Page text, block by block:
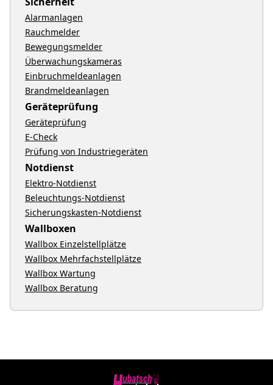
Alarmanlagen
Rauchmelder
Bewegungsmelder
Überwachungskameras
Einbruchmeldeanlagen
Brandmeldeanlagen
Geräteprüfung
Geräteprüfung
E-Check
Prüfung von Industriegeräten
Notdienst
Elektro-Notdienst
Beleuchtungs-Notdienst
Sicherungskasten-Notdienst
Wallboxen
Wallbox Einzelstellplätze
Wallbox Mehrfachstellplätze
Wallbox Wartung
Wallbox Beratung